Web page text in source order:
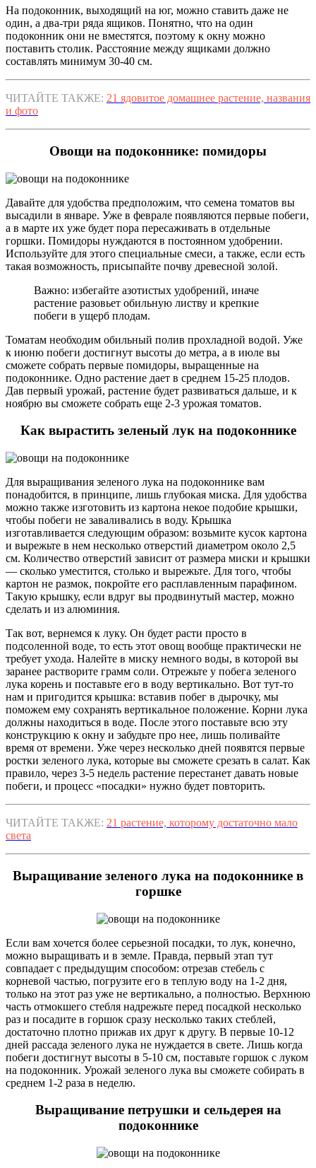
На подоконник, выходящий на юг, можно ставить даже не
один, а два-три ряда ящиков. Понятно, что на один
подоконник они не вместятся, поэтому к окну можно
поставить столик. Расстояние между ящиками должно
составлять минимум 30-40 см.
ЧИТАЙТЕ ТАКЖЕ: 21 ядовитое домашнее растение, названия
и фото
Овощи на подоконнике: помидоры
Давайте для удобства предположим, что семена томатов вы
высадили в январе. Уже в феврале появляются первые побеги,
а в марте их уже будет пора пересаживать в отдельные
горшки. Помидоры нуждаются в постоянном удобрении.
Используйте для этого специальные смеси, а также, если есть
такая возможность, присыпайте почву древесной золой.
Важно: избегайте азотистых удобрений, иначе
растение разовьет обильную листву и крепкие
побеги в ущерб плодам.
Томатам необходим обильный полив прохладной водой. Уже
к июню побеги достигнут высоты до метра, а в июле вы
сможете собрать первые помидоры, выращенные на
подоконнике. Одно растение дает в среднем 15-25 плодов.
Дав первый урожай, растение будет развиваться дальше, и к
ноябрю вы сможете собрать еще 2-3 урожая томатов.
Как вырастить зеленый лук на подоконнике
Для выращивания зеленого лука на подоконнике вам
понадобится, в принципе, лишь глубокая миска. Для удобства
можно также изготовить из картона некое подобие крышки,
чтобы побеги не заваливались в воду. Крышка
изготавливается следующим образом: возьмите кусок картона
и вырежьте в нем несколько отверстий диаметром около 2,5
см. Количество отверстий зависит от размера миски и крышки
— сколько уместится, столько и вырежьте. Для того, чтобы
картон не размок, покройте его расплавленным парафином.
Такую крышку, если вдруг вы продвинутый мастер, можно
сделать и из алюминия.
Так вот, вернемся к луку. Он будет расти просто в
подсоленной воде, то есть этот овощ вообще практически не
требует ухода. Налейте в миску немного воды, в которой вы
заранее растворите грамм соли. Отрежьте у побега зеленого
лука корень и поставьте его в воду вертикально. Вот тут-то
нам и пригодится крышка: вставив побег в дырочку, мы
поможем ему сохранять вертикальное положение. Корни лука
должны находиться в воде. После этого поставьте всю эту
конструкцию к окну и забудьте про нее, лишь поливайте
время от времени. Уже через несколько дней появятся первые
ростки зеленого лука, которые вы сможете срезать в салат. Как
правило, через 3-5 недель растение перестанет давать новые
побеги, и процесс «посадки» нужно будет повторить.
ЧИТАЙТЕ ТАКЖЕ: 21 растение, которому достаточно мало
света
Выращивание зеленого лука на подоконнике в
горшке
Если вам хочется более серьезной посадки, то лук, конечно,
можно выращивать и в земле. Правда, первый этап тут
совпадает с предыдущим способом: отрезав стебель с
корневой частью, погрузите его в теплую воду на 1-2 дня,
только на этот раз уже не вертикально, а полностью. Верхнюю
часть отмокшего стебля надрежьте перед посадкой несколько
раз и посадите в горшок сразу несколько таких стеблей,
достаточно плотно прижав их друг к другу. В первые 10-12
дней рассада зеленого лука не нуждается в свете. Лишь когда
побеги достигнут высоты в 5-10 см, поставьте горшок с луком
на подоконник. Урожай зеленого лука вы сможете собирать в
среднем 1-2 раза в неделю.
Выращивание петрушки и сельдерея на
подоконнике